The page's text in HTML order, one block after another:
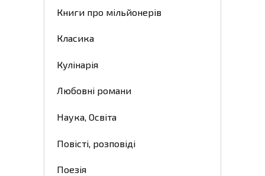
Книги про мільйонерів
Класика
Кулінарія
Любовні романи
Наука, Освіта
Повісті, розповіді
Поезія